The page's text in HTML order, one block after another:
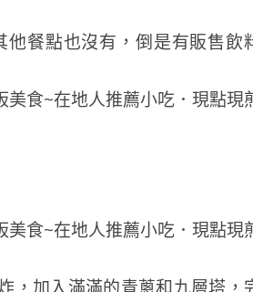
餐點也沒有，倒是有販售飲